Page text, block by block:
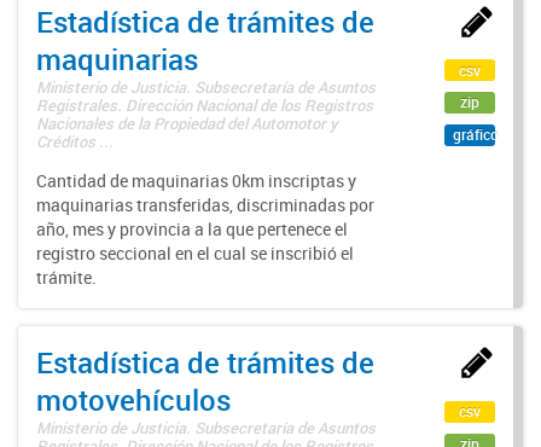
Estadística de trámites de
maquinarias
Ministerio de Justicia. Subsecretaría de Asuntos
Registrales. Dirección Nacional de los Registros
Nacionales de la Propiedad del Automotor y
Créditos ...
Cantidad de maquinarias 0km inscriptas y
maquinarias transferidas, discriminadas por
año, mes y provincia a la que pertenece el
registro seccional en el cual se inscribió el
trámite.
csv
zip
gráfico
Estadística de trámites de
motovehículos
Ministerio de Justicia. Subsecretaría de Asuntos
csv